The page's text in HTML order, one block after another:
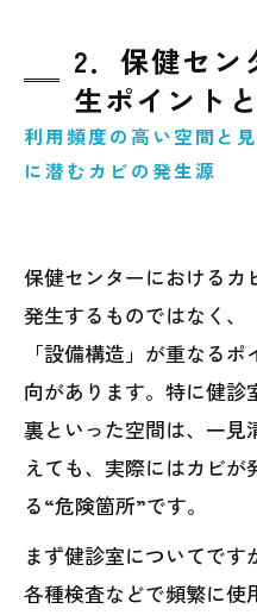
2．保健セン
生ポイント
利用頻度の高い空間と
に潜むカビの発生源
保健センターにおけるカ
発生するものではなく、
「設備構造」が重なる
向があります。特に健
裏といった空間は、一見
えても、実際にはカビ
る“危険箇所”です。
まず健診室についてで
各種検査などで頻繁に使